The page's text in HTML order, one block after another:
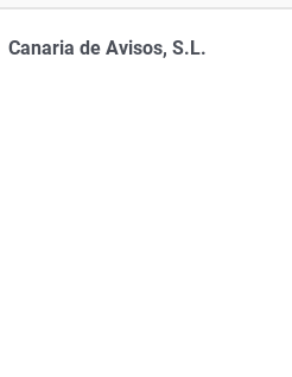
Canaria de Avisos, S.L.